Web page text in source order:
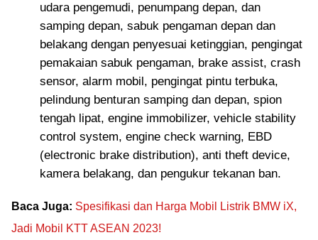
udara pengemudi, penumpang depan, dan
samping depan, sabuk pengaman depan dan
belakang dengan penyesuai ketinggian, pengingat
pemakaian sabuk pengaman, brake assist, crash
sensor, alarm mobil, pengingat pintu terbuka,
pelindung benturan samping dan depan, spion
tengah lipat, engine immobilizer, vehicle stability
control system, engine check warning, EBD
(electronic brake distribution), anti theft device,
kamera belakang, dan pengukur tekanan ban.
Baca Juga: Spesifikasi dan Harga Mobil Listrik BMW iX,
Jadi Mobil KTT ASEAN 2023!